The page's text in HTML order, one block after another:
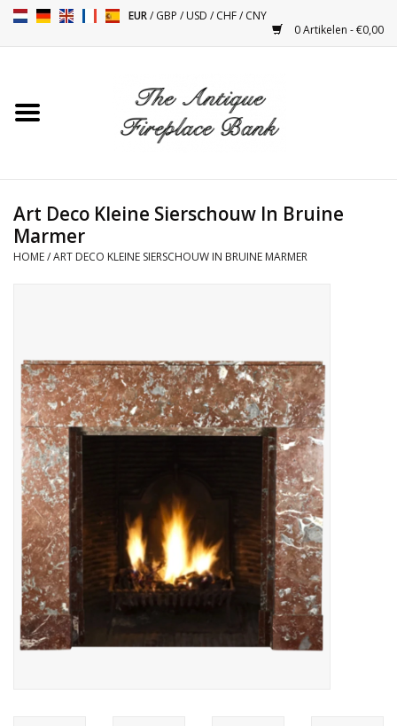
EUR/GBP /USD /CHF/CNY
0 Artikelen - €0,00
Toebehoren
Kacheltjes
Antiquiteiten en Vintage
Objecten
Decoratieve Outdoor
Objecten
Vloeren - Steen, Terra Cotta
& Marmer
Outlet
Tevreden Klanten
Art Deco Kleine Sierschouw In Bruine
Marmer
HOME/ART DECO KLEINE SIERSCHOUW IN BRUINE MARMER